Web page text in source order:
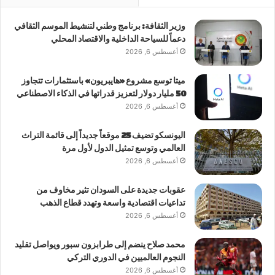
وزير الثقافة: برنامج وطني لتنشيط الموسم الثقافي
دعماً للسياحة الداخلية والاقتصاد المحلي
أغسطس 6, 2026
ميتا توسع مشروع «هايبريون» باستثمارات تتجاوز
50 مليار دولار لتعزيز قدراتها في الذكاء الاصطناعي
أغسطس 6, 2026
اليونسكو تضيف 25 موقعاً جديداً إلى قائمة التراث
العالمي وتوسع تمثيل الدول لأول مرة
أغسطس 6, 2026
عقوبات جديدة على السودان تثير مخاوف من
تداعيات اقتصادية واسعة وتهدد قطاع الذهب
أغسطس 6, 2026
محمد صلاح ينضم إلى طرابزون سبور ويواصل تقليد
النجوم العالميين في الدوري التركي
أغسطس 6, 2026